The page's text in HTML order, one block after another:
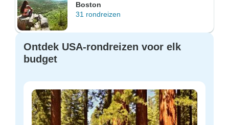
Boston
31 rondreizen
Ontdek USA-rondreizen voor elk
budget